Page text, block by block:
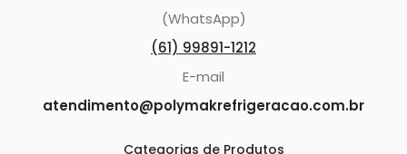
(WhatsApp)
(61) 99891-1212
E-mail
atendimento@polymakrefrigeracao.com.br
Categorias de Produtos